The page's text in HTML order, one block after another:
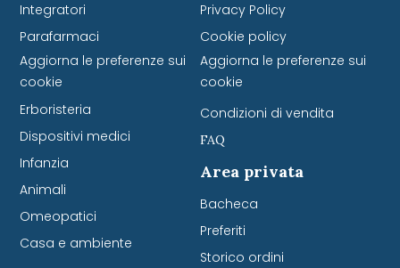
Integratori
Parafarmaci
Aggiorna le preferenze sui
cookie
Erboristeria
Dispositivi medici
Infanzia
Animali
Omeopatici
Casa e ambiente
Privacy Policy
Cookie policy
Aggiorna le preferenze sui
cookie
Condizioni di vendita
FAQ
Area privata
Bacheca
Preferiti
Storico ordini